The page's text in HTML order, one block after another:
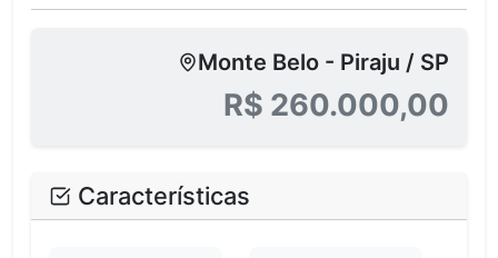
Monte Belo - Piraju / SP
R$ 260.000,00
Características